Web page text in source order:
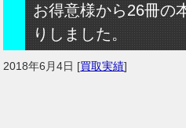
お得意様から26冊の
りしました。
2018年6月4日 [買取実績]